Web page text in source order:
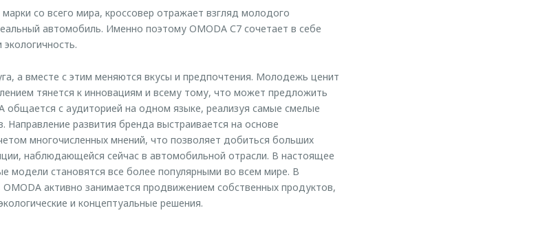
со всего мира, кроссовер отражает взгляд молодого
автомобиль. Именно поэтому OMODA С7 сочетает в себе
а вместе с этим меняются вкусы и предпочтения. Молодежь ценит
тянется к инновациям и всему тому, что может предложить
общается с аудиторией на одном языке, реализуя самые смелые
Направление развития бренда выстраивается на основе
многочисленных мнений, что позволяет добиться больших
наблюдающейся сейчас в автомобильной отрасли. В настоящее
модели становятся все более популярными во всем мире. В
активно занимается продвижением собственных продуктов,
и концептуальные решения.